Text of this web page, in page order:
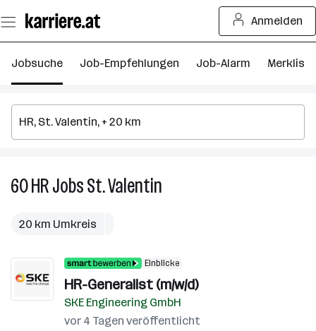
Seiteninhalt
springen
Anmelden
Jobsuche Job-Empfehlungen Job-Alarm Merkliste
60HRJobsSt. Valentin
Valentin
20 km Umkreis
Einblicke
HR-Generalist (m/w/d)
SKE Engineering GmbH
vor 4 Tagen veröffentlicht